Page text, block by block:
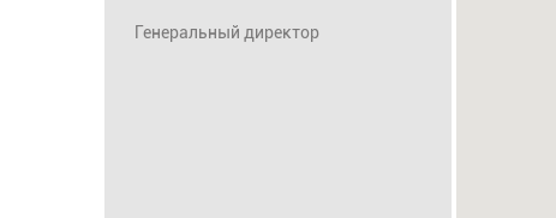
Генеральный директор